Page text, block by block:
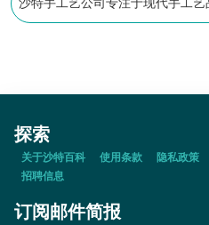
沙特手工艺公司专注于现代手工艺
探索
关于沙特百科 使用条款 隐私政策
招聘信息
订阅邮件简报